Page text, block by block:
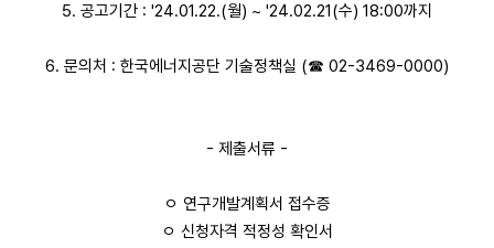
5. 공고기간 : '24.01.22.(월) ~ '24.02.21(수) 18:00까지
6. 문의처 : 한국에너지공단 기술정책실 (☎ 02-3469-0000)
- 제출서류 -
ㅇ 연구개발계획서 접수증
ㅇ 신청자격 적정성 확인서